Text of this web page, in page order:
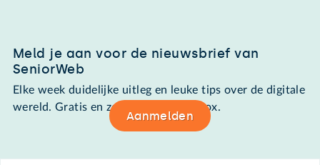
Meld je aan voor de nieuwsbrief van
SeniorWeb
Elke week duidelijke uitleg en leuke tips over de digitale
wereld. Gratis en zomaar in de mailbox.
Aanmelden